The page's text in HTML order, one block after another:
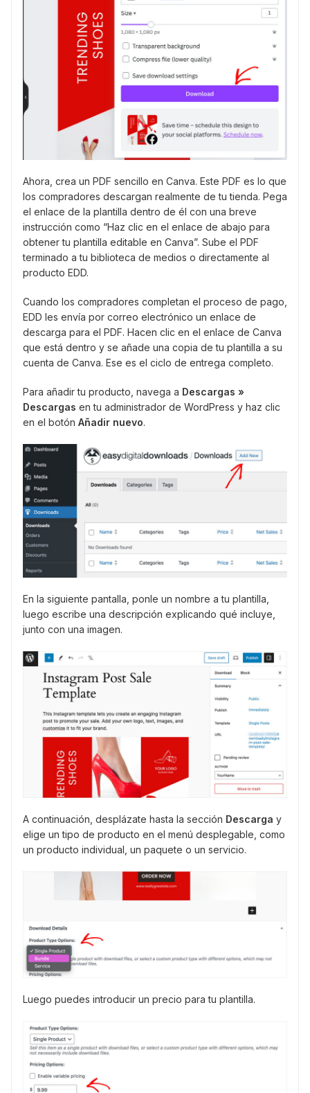
Ahora, crea un PDF sencillo en Canva. Este PDF es lo que
los compradores descargan realmente de tu tienda. Pega
el enlace de la plantilla dentro de él con una breve
instrucción como “Haz clic en el enlace de abajo para
obtener tu plantilla editable en Canva”. Sube el PDF
terminado a tu biblioteca de medios o directamente al
producto EDD.
Cuando los compradores completan el proceso de pago,
EDD les envía por correo electrónico un enlace de
descarga para el PDF. Hacen clic en el enlace de Canva
que está dentro y se añade una copia de tu plantilla a su
cuenta de Canva. Ese es el ciclo de entrega completo.
Para añadir tu producto, navega a Descargas »
Descargas en tu administrador de WordPress y haz clic
en el botón Añadir nuevo.
En la siguiente pantalla, ponle un nombre a tu plantilla,
luego escribe una descripción explicando qué incluye,
junto con una imagen.
A continuación, desplázate hasta la sección Descarga y
elige un tipo de producto en el menú desplegable, como
un producto individual, un paquete o un servicio.
Luego puedes introducir un precio para tu plantilla.